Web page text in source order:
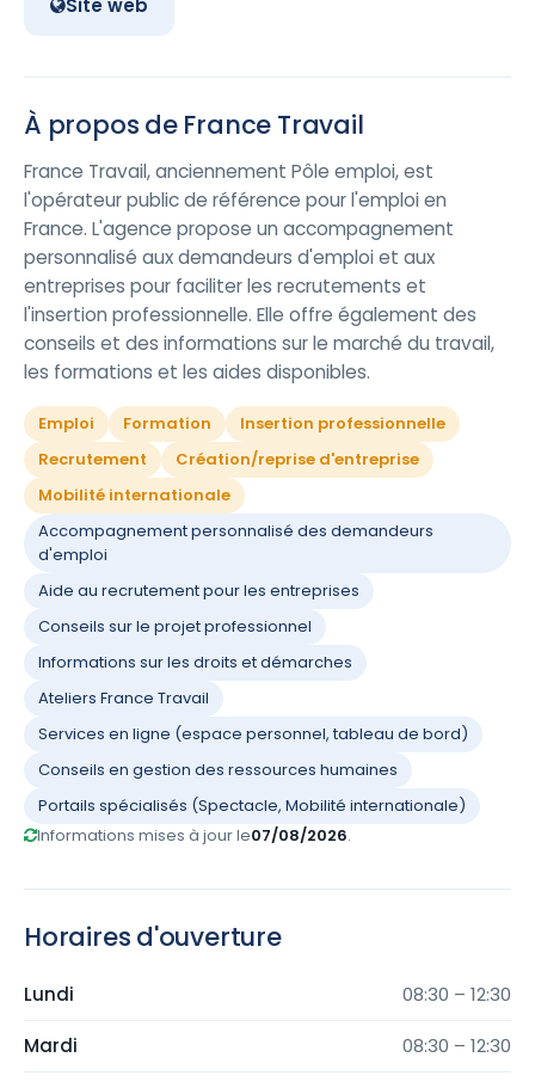
Site web
À propos de France Travail
France Travail, anciennement Pôle emploi, est
l'opérateur public de référence pour l'emploi en
France. L'agence propose un accompagnement
personnalisé aux demandeurs d'emploi et aux
entreprises pour faciliter les recrutements et
l'insertion professionnelle. Elle offre également des
conseils et des informations sur le marché du travail,
les formations et les aides disponibles.
Emploi Formation
Insertion professionnelle
Recrutement
Création/reprise d'entreprise
Mobilité internationale
Accompagnement personnalisé des demandeurs
d'emploi
Aide au recrutement pour les entreprises
Conseils sur le projet professionnel
Informations sur les droits et démarches
Ateliers France Travail
Services en ligne (espace personnel, tableau de bord)
Conseils en gestion des ressources humaines
Portails spécialisés (Spectacle, Mobilité internationale)
Informations mises à jour le07/08/2026.
Horaires d'ouverture
Lundi 08:30 – 12:30
Mardi 08:30 – 12:30